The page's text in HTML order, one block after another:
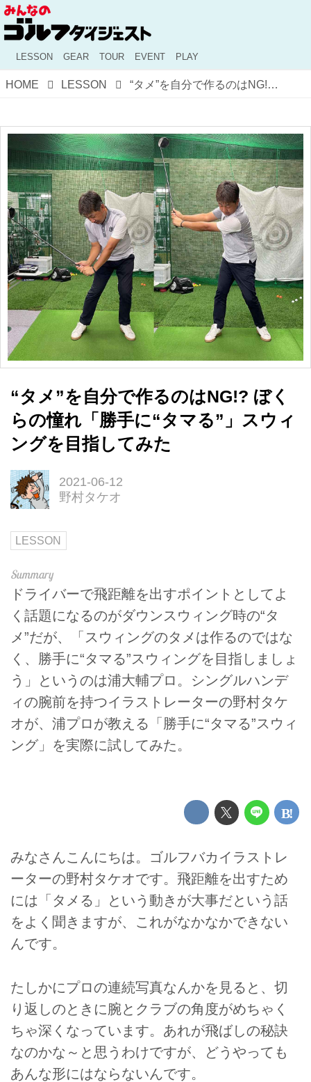
LESSON GEAR TOUR EVENT PLAY
HOME LESSON “タメ”を自分で作るのはNG!? ぼくらの憧れ「勝手に“タマる”」スウィングを目指してみた
“タメ”を自分で作るのはNG!? ぼく
らの憧れ「勝手に“タマる”」スウィ
ングを目指してみた
2021-06-12
野村タケオ
LESSON
ドライバーで飛距離を出すポイントとしてよ
く話題になるのがダウンスウィング時の“タ
メ”だが、「スウィングのタメは作るのではな
く、勝手に“タマる”スウィングを目指しましょ
う」というのは浦大輔プロ。シングルハンデ
ィの腕前を持つイラストレーターの野村タケ
オが、浦プロが教える「勝手に“タマる”スウィ
ング」を実際に試してみた。
みなさんこんにちは。ゴルフバカイラストレ
ーターの野村タケオです。飛距離を出すため
には「タメる」という動きが大事だという話
をよく聞きますが、これがなかなかできない
んです。
たしかにプロの連続写真なんかを見ると、切
り返しのときに腕とクラブの角度がめちゃく
ちゃ深くなっています。あれが飛ばしの秘訣
なのかな～と思うわけですが、どうやっても
あんな形にはならないんです。